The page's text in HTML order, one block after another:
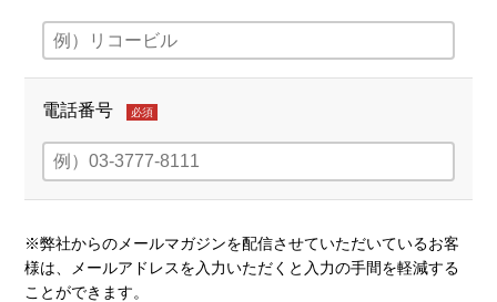
電話番号 必須
※弊社からのメールマガジンを配信させていただいているお客
様は、メールアドレスを入力いただくと入力の手間を軽減する
ことができます。